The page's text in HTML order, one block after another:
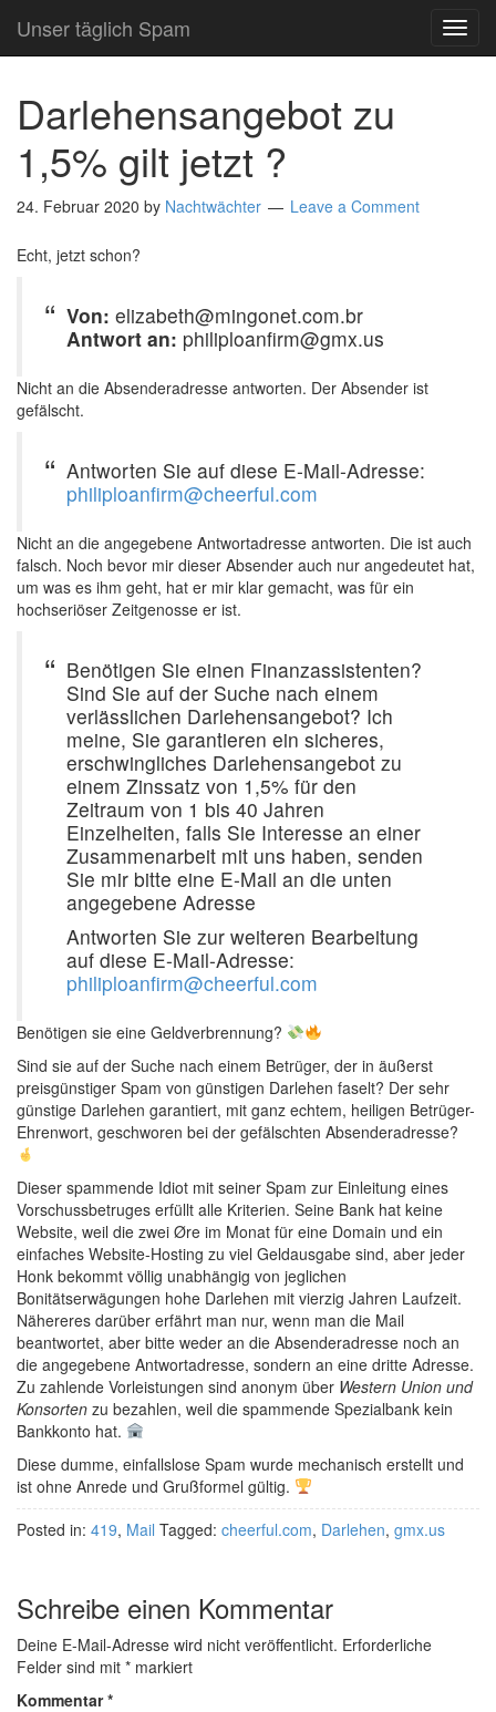
Unser täglich Spam
Darlehensangebot zu
1,5% gilt jetzt ?
24. Februar 2020 by Nachtwächter Leave a Comment
Echt, jetzt schon?
Von: elizabeth@mingonet.com.br
Antwort an: philiploanfirm@gmx.us
Nicht an die Absenderadresse antworten. Der Absender ist
gefälscht.
Antworten Sie auf diese E-Mail-Adresse:
philiploanfirm@cheerful.com
Nicht an die angegebene Antwortadresse antworten. Die ist auch
falsch. Noch bevor mir dieser Absender auch nur angedeutet hat,
um was es ihm geht, hat er mir klar gemacht, was für ein
hochseriöser Zeitgenosse er ist.
Benötigen Sie einen Finanzassistenten?
Sind Sie auf der Suche nach einem
verlässlichen Darlehensangebot? Ich
meine, Sie garantieren ein sicheres,
erschwingliches Darlehensangebot zu
einem Zinssatz von 1,5% für den
Zeitraum von 1 bis 40 Jahren
Einzelheiten, falls Sie Interesse an einer
Zusammenarbeit mit uns haben, senden
Sie mir bitte eine E-Mail an die unten
angegebene Adresse
Antworten Sie zur weiteren Bearbeitung
auf diese E-Mail-Adresse:
philiploanfirm@cheerful.com
Benötigen sie eine Geldverbrennung?
Sind sie auf der Suche nach einem Betrüger, der in äußerst
preisgünstiger Spam von günstigen Darlehen faselt? Der sehr
günstige Darlehen garantiert, mit ganz echtem, heiligen Betrüger-
Ehrenwort, geschworen bei der gefälschten Absenderadresse?
Dieser spammende Idiot mit seiner Spam zur Einleitung eines
Vorschussbetruges erfüllt alle Kriterien. Seine Bank hat keine
Website, weil die zwei Øre im Monat für eine Domain und ein
einfaches Website-Hosting zu viel Geldausgabe sind, aber jeder
Honk bekommt völlig unabhängig von jeglichen
Bonitätserwägungen hohe Darlehen mit vierzig Jahren Laufzeit.
Nähereres darüber erfährt man nur, wenn man die Mail
beantwortet, aber bitte weder an die Absenderadresse noch an
die angegebene Antwortadresse, sondern an eine dritte Adresse.
Zu zahlende Vorleistungen sind anonym über Western Union und
Konsorten zu bezahlen, weil die spammende Spezialbank kein
Bankkonto hat.
Diese dumme, einfallslose Spam wurde mechanisch erstellt und
ist ohne Anrede und Grußformel gültig.
Posted in: 419, Mail Tagged: cheerful.com, Darlehen, gmx.us
Schreibe einen Kommentar
Deine E-Mail-Adresse wird nicht veröffentlicht. Erforderliche
Felder sind mit * markiert
Kommentar*